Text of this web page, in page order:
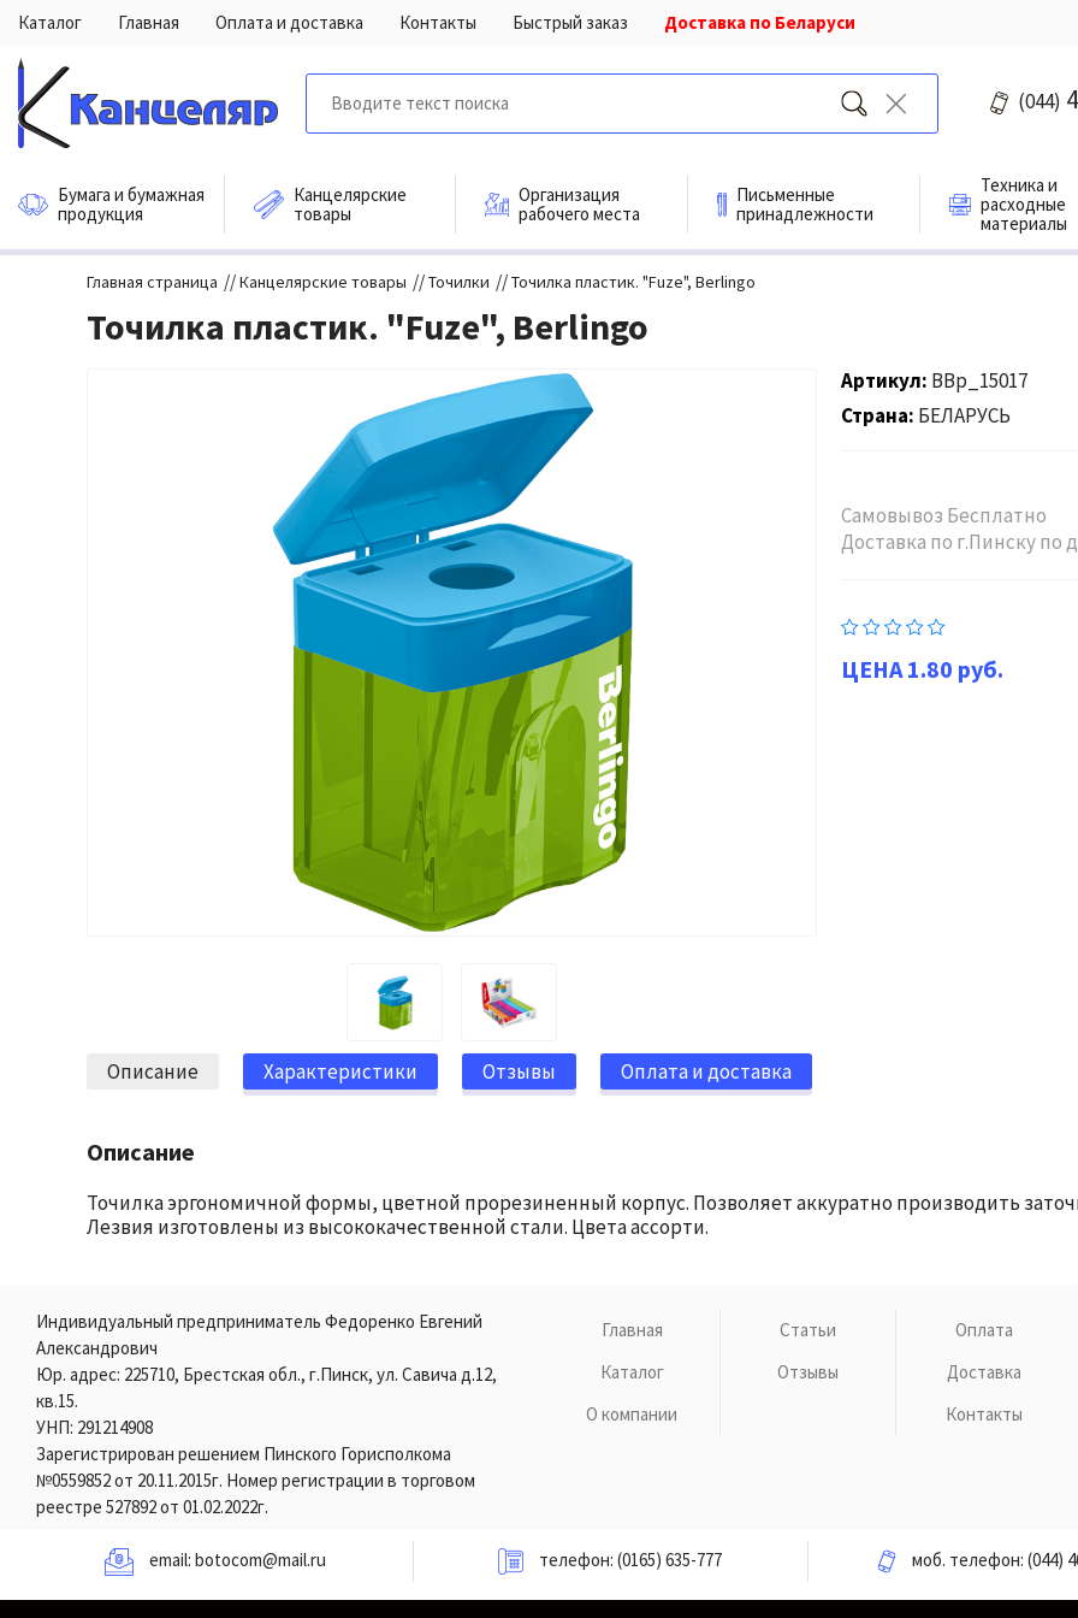
Каталог Главная Оплата и доставка Контакты Быстрый заказ Доставка по Беларуси
(044)
Бумага и бумажная
продукция
Канцелярские
товары
Организация
рабочего места
Письменные
принадлежности
Техника и
расходные
материалы
Главная страница //Канцелярские товары //Точилки //Точилка пластик. "Fuze", Berlingo
Точилка пластик. "Fuze", Berlingo
Артикул BBp_15017
Страна БЕЛАРУСЬ
Самовывоз Бесплатно
Доставка по г.Пинску по
1.80 руб.
Описание Характеристики Отзывы Оплата и доставка
Описание
Точилка эргономичной формы, цветной прорезиненный корпус. Позволяет аккуратно производить
Лезвия изготовлены из выcококачественной стали. Цвета ассорти.
Индивидуальный предприниматель Федоренко Евгений
Александрович
Юр. адрес: 225710, Брестская обл., г.Пинск, ул. Савича д.12,
кв.15.
УНП: 291214908
Зарегистрирован решением Пинского Горисполкома
№0559852 от 20.11.2015г. Номер регистрации в торговом
реестре 527892 от 01.02.2022г.
Главная
Каталог
О компании
Статьи
Отзывы
Оплата
Доставка
Контакты
email: botocom@mail.ru телефон:(0165) 635-777 моб. телефон:(044)